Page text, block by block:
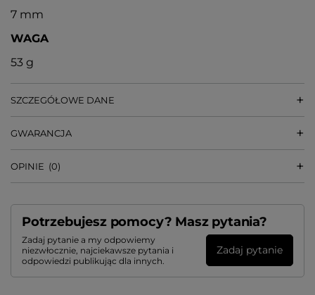
7 mm
WAGA
53 g
SZCZEGÓŁOWE DANE
GWARANCJA
OPINIE (0)
Potrzebujesz pomocy? Masz pytania?
Zadaj pytanie a my odpowiemy
niezwłocznie, najciekawsze pytania i
odpowiedzi publikując dla innych.
Zadaj pytanie